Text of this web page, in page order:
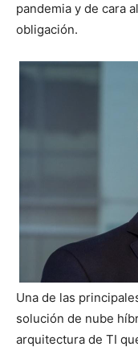
pandemia y de cara
obligación.
Una de las
solución de nube
arquitectura de TI